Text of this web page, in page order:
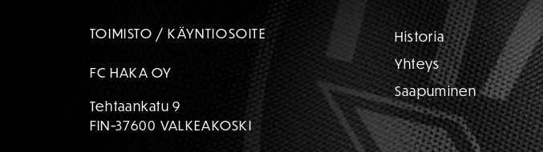
TOIMISTO / KÄYNTIOSOITE
FC HAKA OY
Tehtaankatu 9
FIN-37600 VALKEAKOSKI
Historia
Yhteys
Saapuminen